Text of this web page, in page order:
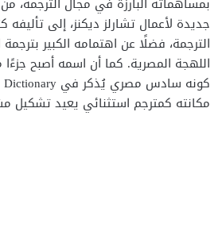
جديدة لأعمال تشارلز ديكنز، إلى تأليفه
الترجمة، فضلًا عن اهتمامه الكبير
اللهجة المصرية. كما أن اسمه أصبح جزءًا
مكانته كمترجم استثنائي يعيد تشكيل